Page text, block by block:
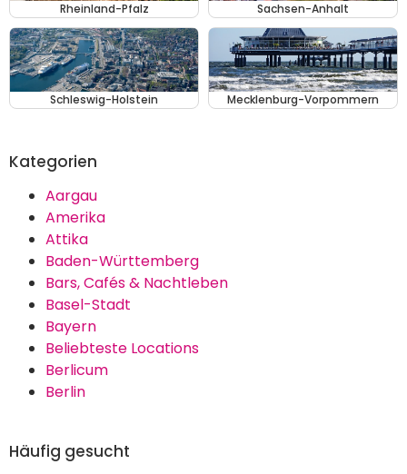
Rheinland-Pfalz Sachsen-Anhalt
Schleswig-Holstein Mecklenburg-Vorpommern
Kategorien
Aargau
Amerika
Attika
Baden-Württemberg
Bars, Cafés & Nachtleben
Basel-Stadt
Bayern
Beliebteste Locations
Berlicum
Berlin
Häufig gesucht